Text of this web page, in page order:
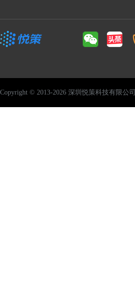
Copyright © 2013-2026 深圳悦策科技有限公司